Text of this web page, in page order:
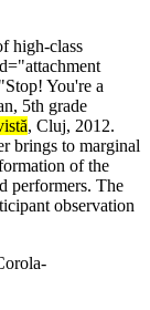
high-class
You're a
5th grade
, Cluj, 2012.
brings to marginal
of the
performers. The
observation